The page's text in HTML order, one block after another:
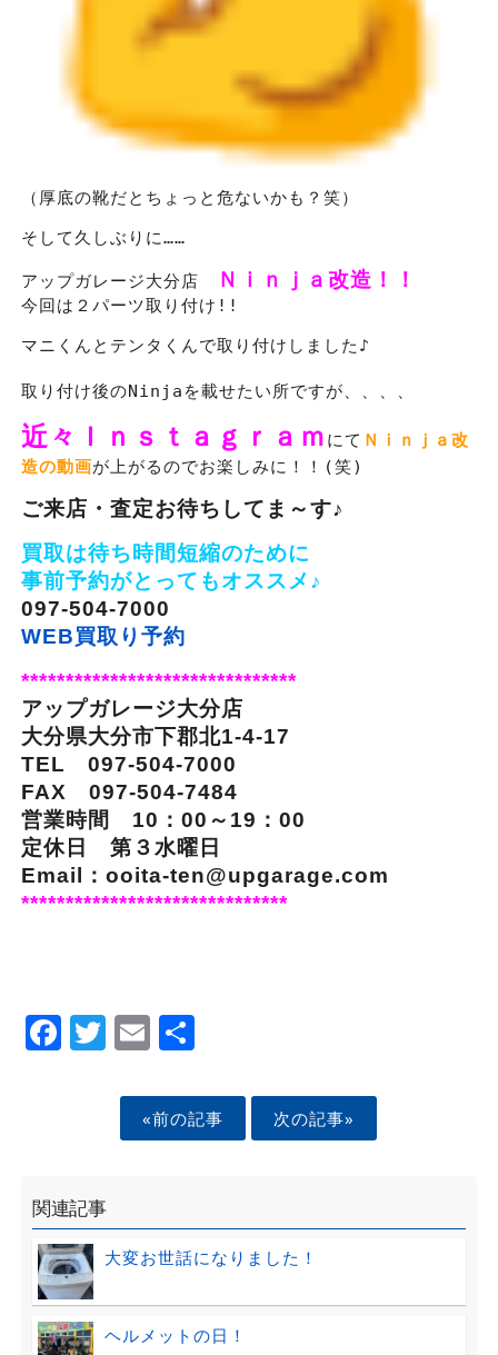
（厚底の靴だとちょっと危ないかも？笑）
そして久しぶりに……
アップガレージ大分店 Ｎｉｎｊａ改造！！
今回は２パーツ取り付け!!
マニくんとテンタくんで取り付けしました♪
取り付け後のNinjaを載せたい所ですが、、、、
近々Ｉｎｓｔａｇｒａｍ にて Ｎｉｎｊａ改
造の動画が上がるのでお楽しみに！！(笑)
ご来店・査定お待ちしてま～す♪
買取は待ち時間短縮のために
事前予約がとってもオススメ♪
097-504-7000
WEB買取り予約
*******************************
アップガレージ大分店
大分県大分市下郡北1-4-17
TEL 097-504-7000
FAX 097-504-7484
営業時間 10：00～19：00
定休日 第３水曜日
Email：ooita-ten@upgarage.com
******************************
Facebook
Twitter
EmailShare
«前の記事 次の記事»
関連記事
大変お世話になりました！
ヘルメットの日！